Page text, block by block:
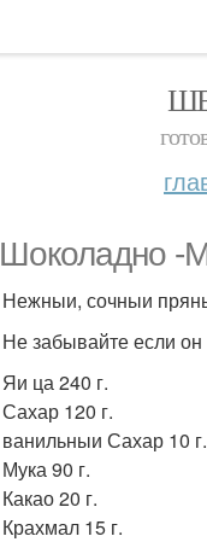
Шоколадно -
Нежныи, сочныи
Не забывайте если
Яи ца 240 г.
Сахар 120 г.
ванильныи Сахар 10 г.
Мука 90 г.
Какао 20 г.
Крахмал 15 г.